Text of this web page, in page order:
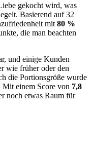
gekocht wird, was
Basierend auf 32
mit 80 %
die man beachten
und einige Kunden
wie früher oder den
die Portionsgröße wurde
Mit einem Score von 7,8
noch etwas Raum für